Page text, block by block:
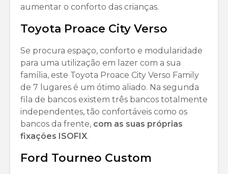
aumentar o conforto das crianças.
Toyota Proace City Verso
Se procura espaço, conforto e modularidade
para uma utilização em lazer com a sua
família, este Toyota Proace City Verso Family
de 7 lugares é um ótimo aliado. Na segunda
fila de bancos existem três bancos totalmente
independentes, tão confortáveis como os
bancos da frente, com as suas próprias
fixações ISOFIX.
Ford Tourneo Custom